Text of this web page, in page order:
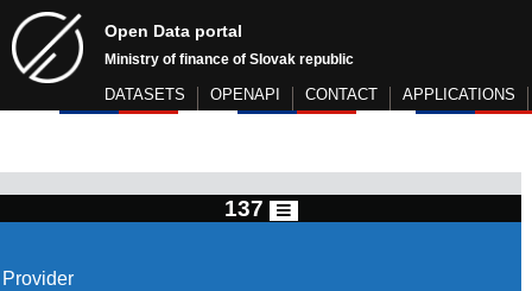
Open Data portal
Ministry of finance of Slovak republic
DATASETS OPENAPI CONTACT APPLICATIONS
137
Provider